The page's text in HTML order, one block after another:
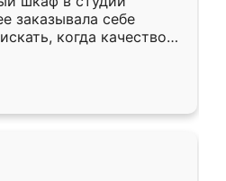
заказывала себе
когда качеством
кухня уже почти
нет.